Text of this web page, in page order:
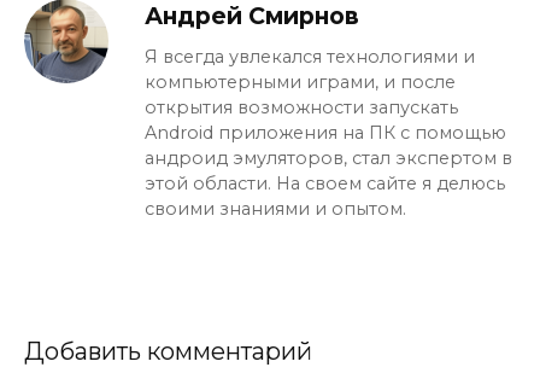
Андрей Смирнов
Я всегда увлекался технологиями и
компьютерными играми, и после
открытия возможности запускать
Android приложения на ПК с помощью
андроид эмуляторов, стал экспертом в
этой области. На своем сайте я делюсь
своими знаниями и опытом.
Добавить комментарий